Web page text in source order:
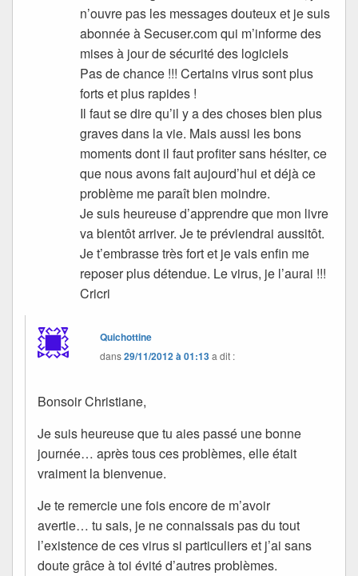
n’ouvre pas les messages douteux et je suis
abonnée à Secuser.com qui m’informe des
mises à jour de sécurité des logiciels
Pas de chance !!! Certains virus sont plus
forts et plus rapides !
Il faut se dire qu’il y a des choses bien plus
graves dans la vie. Mais aussi les bons
moments dont il faut profiter sans hésiter, ce
que nous avons fait aujourd’hui et déjà ce
problème me paraît bien moindre.
Je suis heureuse d’apprendre que mon livre
va bientôt arriver. Je te préviendrai aussitôt.
Je t’embrasse très fort et je vais enfin me
reposer plus détendue. Le virus, je l’aurai !!!
Cricri
Quichottine
dans29/11/2012 à 01:13a dit :
Bonsoir Christiane,
Je suis heureuse que tu aies passé une bonne
journée… après tous ces problèmes, elle était
vraiment la bienvenue.
Je te remercie une fois encore de m’avoir
avertie… tu sais, je ne connaissais pas du tout
l’existence de ces virus si particuliers et j’ai sans
doute grâce à toi évité d’autres problèmes.